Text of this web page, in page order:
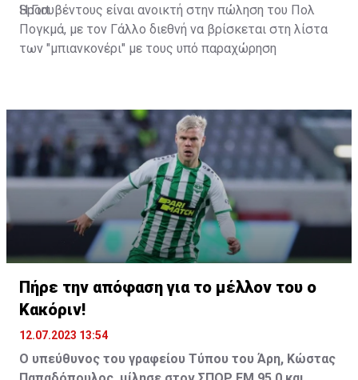
Sport.
Η Γιουβέντους είναι ανοικτή στην πώληση του Πολ
Πογκμά, με τον Γάλλο διεθνή να βρίσκεται στη λίστα
των "μπιανκονέρι" με τους υπό παραχώρηση
με την Gazzetta dello Sport, ο 30χρονος μέσος
αναμένεται πολύ σύντομα να δεχθεί πρόταση από
ομάδα της Σαουδικής Αραβίας.
Η προσφορά θα ανέρχεται στα 150 εκατ. ευρώ και
θα αφορά συμβόλαιο ύψους 150 εκατ. ευρώ.
Θυμίζουμε ότι ο Πογκμπά ταξίδεψε πρόσφατα στη
Σαουδική Αραβία και όπως ανέφερα επισκέφτηκε τις
εγκαταστάσεις της Αλ Ιτιχαντ. Το δημοσίευμα,
ωστόσο, της Gazzetta dello Sport δεν κάνει αναφορά
σε συγκεκριμένη ομάδα της Μέσης Ανατολής.
Πήρε την απόφαση για το μέλλον του ο
Κακόριν!
12.07.2023 13:54
Ο υπεύθυνος του γραφείου Τύπου του Άρη, Κώστας